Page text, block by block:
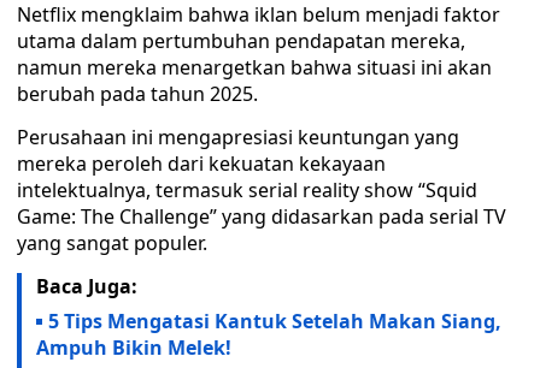
Netflix mengklaim bahwa iklan belum menjadi faktor
utama dalam pertumbuhan pendapatan mereka,
namun mereka menargetkan bahwa situasi ini akan
berubah pada tahun 2025.
Perusahaan ini mengapresiasi keuntungan yang
mereka peroleh dari kekuatan kekayaan
intelektualnya, termasuk serial reality show “Squid
Game: The Challenge” yang didasarkan pada serial TV
yang sangat populer.
Baca Juga:
5 Tips Mengatasi Kantuk Setelah Makan Siang,
Ampuh Bikin Melek!